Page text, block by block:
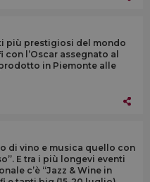
più prestigiosi del mondo
l’Oscar assegnato al
in Piemonte alle
di vino e musica quello con
E tra i più longevi eventi
c’è “Jazz & Wine in